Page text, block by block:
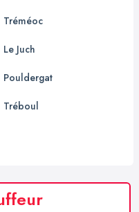
Tréméoc
Le Juch
Pouldergat
Tréboul